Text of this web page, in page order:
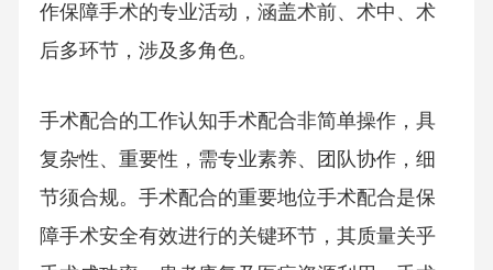
作保障手术的专业活动，涵盖术前、术中、术
后多环节，涉及多角色。
手术配合的工作认知手术配合非简单操作，具
复杂性、重要性，需专业素养、团队协作，细
节须合规。手术配合的重要地位手术配合是保
障手术安全有效进行的关键环节，其质量关乎